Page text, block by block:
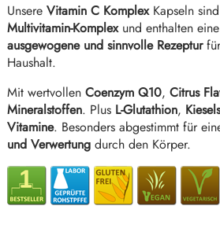
Unsere Vitamin C KomplexKapseln
Multivitamin-Komplexund enthalten
ausgewogene und sinnvolle Rezeptur
Haushalt.
Mit wertvollen Coenzym Q10, Citrus
Mineralstoffen. Plus L-Glutathion,
Vitamine. Besonders abgestimmt für
und Verwertung durch den Körper.